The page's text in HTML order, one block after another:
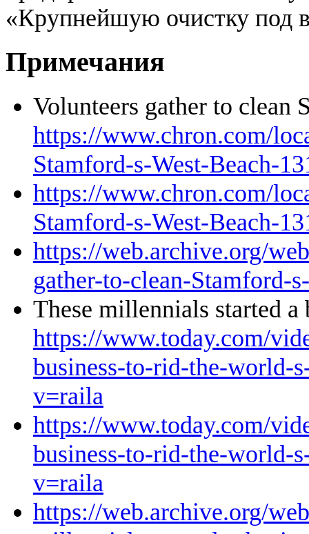
«Крупнейшую очистку под
Примечания
Volunteers gather to clean
https://www.chron.com/
Stamford-s-West-Beach-
https://www.chron.com/
Stamford-s-West-Beach-
https://web.archive.org/
gather-to-clean-Stamford-
These millennials started
https://www.today.com/
business-to-rid-the-world-
v=raila
https://www.today.com/
business-to-rid-the-world-
v=raila
https://web.archive.org/